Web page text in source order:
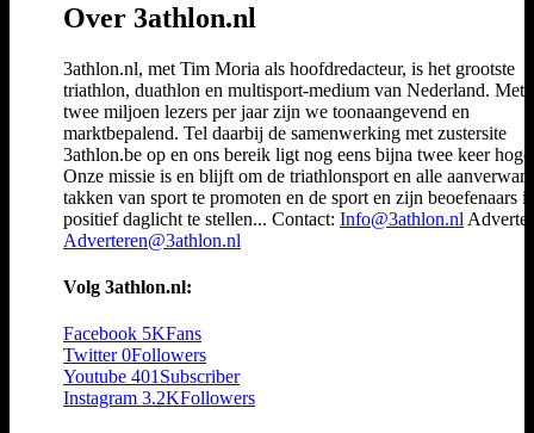
Over 3athlon.nl
3athlon.nl, met Tim Moria als hoofdredacteur, is het grootste
triathlon, duathlon en multisport-medium van Nederland. Met
twee miljoen lezers per jaar zijn we toonaangevend en
marktbepalend. Tel daarbij de samenwerking met zustersite
3athlon.be op en ons bereik ligt nog eens bijna twee keer
Onze missie is en blijft om de triathlonsport en alle
takken van sport te promoten en de sport en zijn beoefenaars
positief daglicht te stellen... Contact: Info@3athlon.nl
Adverteren@3athlon.nl
Volg 3athlon.nl:
Facebook 5KFans
Twitter 0Followers
Youtube 401Subscriber
Instagram 3.2KFollowers